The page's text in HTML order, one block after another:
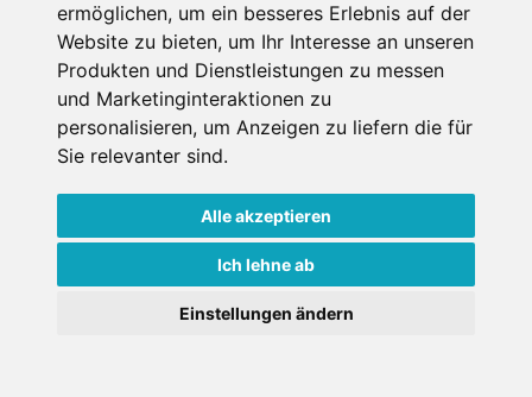
ermöglichen, um ein besseres Erlebnis auf der
Website zu bieten, um Ihr Interesse an unseren
Produkten und Dienstleistungen zu messen
und Marketinginteraktionen zu
personalisieren, um Anzeigen zu liefern die für
Sie relevanter sind.
Alle akzeptieren
Ich lehne ab
Einstellungen ändern
Copyright © Schneemenschen GmbH 2026